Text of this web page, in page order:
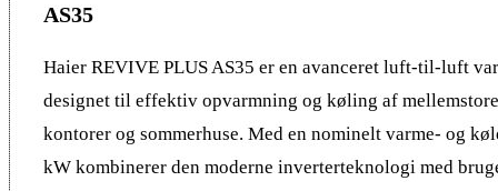
AS35
Haier REVIVE PLUS AS35 er en avanceret luft-til-luft
designet til effektiv opvarmning og køling af
kontorer og sommerhuse. Med en nominelt varme- og
kW kombinerer den moderne inverterteknologi med